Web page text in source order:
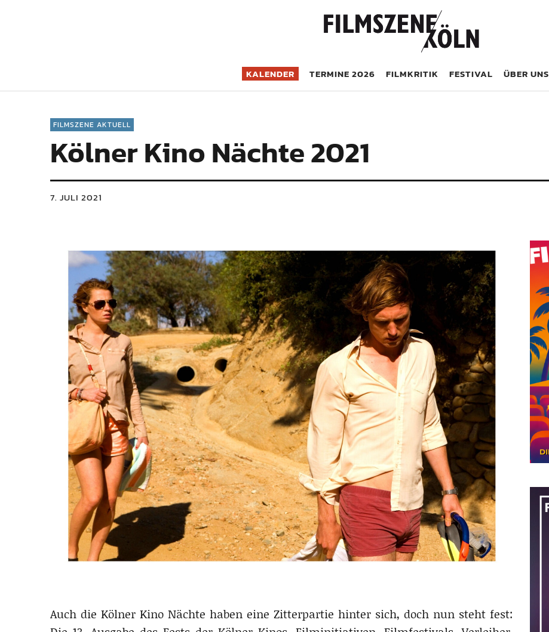
KALENDER TERMINE 2026 FILMKRITIK FESTIVAL ÜBER UNS
FILMSZENE AKTUELL
Kölner Kino Nächte 2021
7. JULI 2021
Auch die Kölner Kino Nächte haben eine Zitterpartie hinter sich, doch nun steht fest: